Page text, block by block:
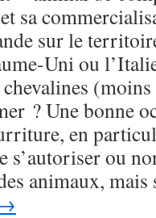
sa
sur le
Uni ou
? Une bonne
en
s’autoriser ou
animaux,